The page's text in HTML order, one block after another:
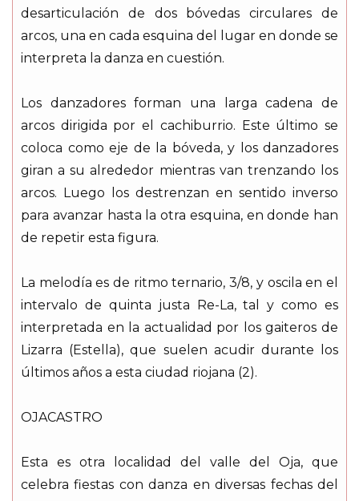
desarticulación de dos bóvedas circulares de
arcos, una en cada esquina del lugar en donde se
interpreta la danza en cuestión.
Los danzadores forman una larga cadena de
arcos dirigida por el cachiburrio. Este último se
coloca como eje de la bóveda, y los danzadores
giran a su alrededor mientras van trenzando los
arcos. Luego los destrenzan en sentido inverso
para avanzar hasta la otra esquina, en donde han
de repetir esta figura.
La melodía es de ritmo ternario, 3/8, y oscila en el
intervalo de quinta justa Re-La, tal y como es
interpretada en la actualidad por los gaiteros de
Lizarra (Estella), que suelen acudir durante los
últimos años a esta ciudad riojana (2).
OJACASTRO
Esta es otra localidad del valle del Oja, que
celebra fiestas con danza en diversas fechas del